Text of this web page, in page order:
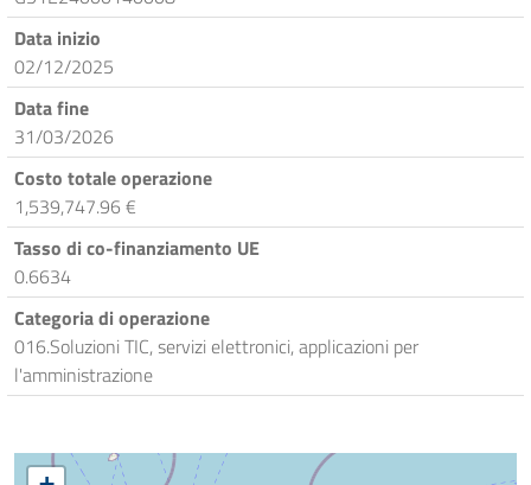
Data inizio
02/12/2025
Data fine
31/03/2026
Costo totale operazione
1,539,747.96 €
Tasso di co-finanziamento UE
0.6634
Categoria di operazione
016.Soluzioni TIC, servizi elettronici, applicazioni per
l'amministrazione